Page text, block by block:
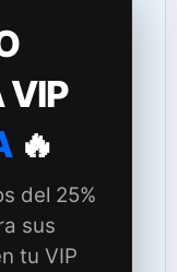
VIP
🔥
del 25%
sus
tu VIP